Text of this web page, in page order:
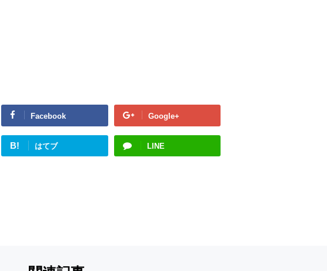
Facebook Google+
B! はてブ LINE